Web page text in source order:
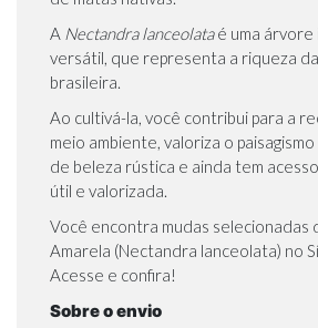
A Nectandra lanceolataé uma árvore
versátil, que representa a riqueza
brasileira.
Ao cultivá-la, você contribui para a
meio ambiente, valoriza o
de beleza rústica e ainda tem
útil e valorizada.
Você encontra mudas selecionadas
Amarela (Nectandra lanceolata) no
Acesse e confira!
Sobre o envio